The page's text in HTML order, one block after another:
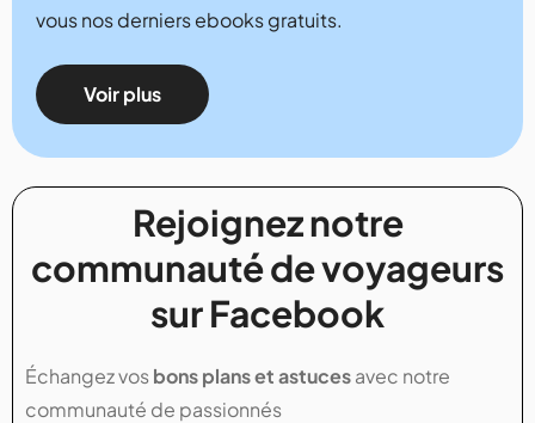
vous nos derniers ebooks gratuits.
Voir plus
Rejoignez notre
communauté de voyageurs
sur Facebook
Échangez vosbons plans et astucesavec notre
communauté de passionnés